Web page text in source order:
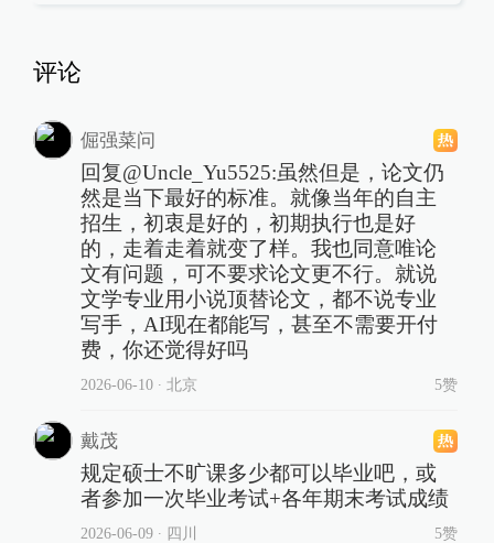
评论
倔强菜问
回复@Uncle_Yu5525:虽然但是，论文仍
然是当下最好的标准。就像当年的自主
招生，初衷是好的，初期执行也是好
的，走着走着就变了样。我也同意唯论
文有问题，可不要求论文更不行。就说
文学专业用小说顶替论文，都不说专业
写手，AI现在都能写，甚至不需要开付
费，你还觉得好吗
2026-06-10∙ 北京 5赞
戴茂
规定硕士不旷课多少都可以毕业吧，或
者参加一次毕业考试+各年期末考试成绩
2026-06-09∙ 四川 5赞